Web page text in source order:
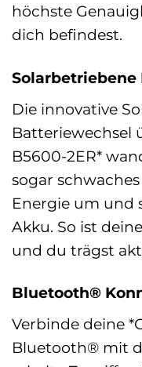
höchste
dich befindest.
Solarbetriebene
Die innovative
Batteriewechsel
B5600-2ER*
sogar
Energie um und
Akku. So ist
und du trägst
Bluetooth®
Verbinde deine
Bluetooth® mit